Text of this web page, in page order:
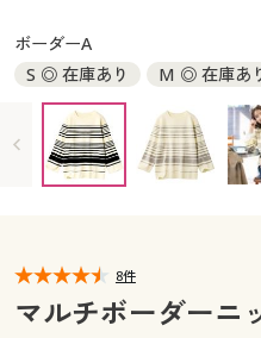
大きいサイズ 事務・制服
カタログ・チラシからのご
デジタルカタログ
カタログ無料プレゼント
マイページ
カタログ無料プレゼント
会員メニュー
閲覧履歴
ボーダーA
S ◎ 在庫あり
M ◎ 在庫あ
LL ◎ 在庫あり
3L ◎ 在庫
8件
マルチボーダーニ